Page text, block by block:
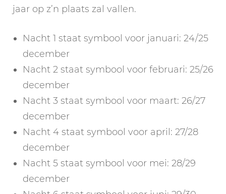
jaar op z’n plaats zal vallen.
Nacht 1 staat symbool voor januari: 24/25
december
Nacht 2 staat symbool voor februari: 25/26
december
Nacht 3 staat symbool voor maart: 26/27
december
Nacht 4 staat symbool voor april: 27/28
december
Nacht 5 staat symbool voor mei: 28/29
december